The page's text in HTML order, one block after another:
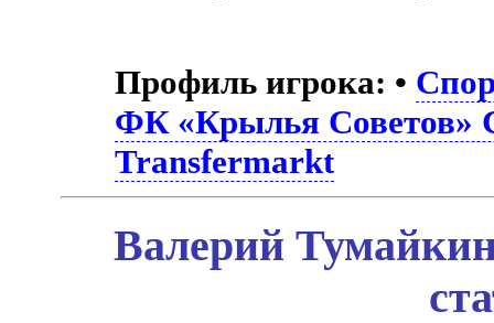
Профиль игрока: •
ФК «Крылья Советов»
Transfermarkt
Валерий